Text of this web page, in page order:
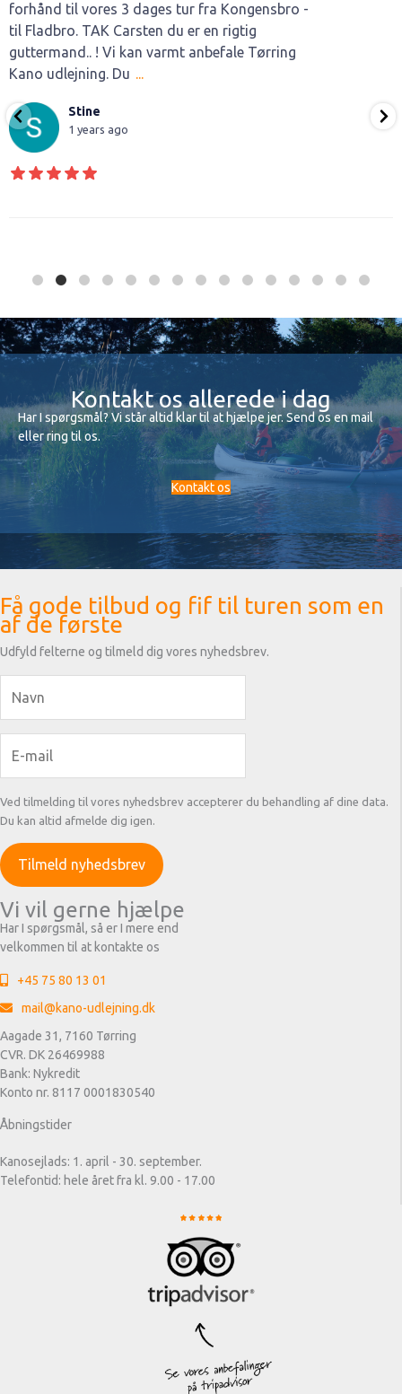
forhånd til vores 3 dages tur fra Kongensbro -
til Fladbro. TAK Carsten du er en rigtig
guttermand.. ! Vi kan varmt anbefale Tørring
Kano udlejning. Du ...
Stine
1 years ago
Kontakt os allerede i dag
Har I spørgsmål? Vi står altid klar til at hjælpe jer. Send os en mail
eller ring til os.
Kontakt os
Få gode tilbud og fif til turen som en
af de første
Udfyld felterne og tilmeld dig vores nyhedsbrev.
Ved tilmelding til vores nyhedsbrev accepterer du behandling af dine data.
Du kan altid afmelde dig igen.
Vi vil gerne hjælpe
Har I spørgsmål, så er I mere end
velkommen til at kontakte os
+45 75 80 13 01
mail@kano-udlejning.dk
Aagade 31, 7160 Tørring
CVR. DK 26469988
Bank: Nykredit
Konto nr. 8117 0001830540
Åbningstider
Kanosejlads: 1. april - 30. september.
Telefontid: hele året fra kl. 9.00 - 17.00